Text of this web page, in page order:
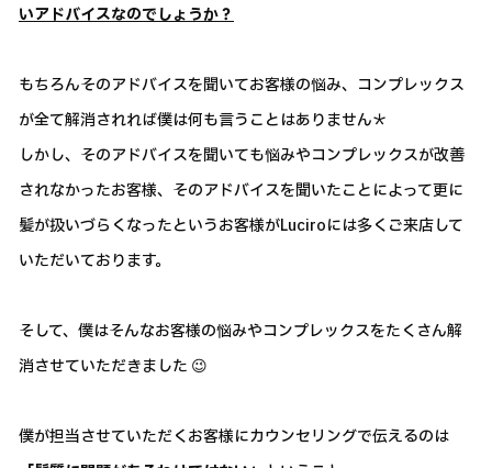
いアドバイスなのでしょうか？
もちろんそのアドバイスを聞いてお客様の悩み、コンプレックス
が全て解消されれば僕は何も言うことはありません＊
しかし、そのアドバイスを聞いても悩みやコンプレックスが改善
されなかったお客様、そのアドバイスを聞いたことによって更に
髪が扱いづらくなったというお客様がLuciroには多くご来店して
いただいております。
そして、僕はそんなお客様の悩みやコンプレックスをたくさん解
消させていただきました 😉
僕が担当させていただくお客様にカウンセリングで伝えるのは